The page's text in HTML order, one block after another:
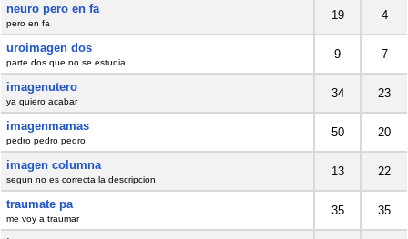
neuro pero en fa
pero en fa
19 4
uroimagen dos
parte dos que no se estudia
9 7
imagenutero
ya quiero acabar
34 23
imagenmamas
pedro pedro pedro
50 20
imagen columna
segun no es correcta la descripcion
13 22
traumate pa
me voy a traumar
35 35